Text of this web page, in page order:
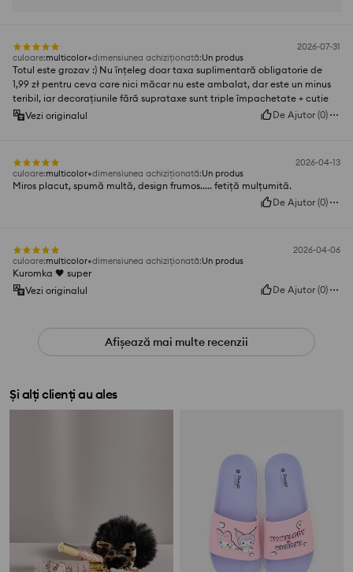
2026-07-31
culoare:multicolor dimensiunea achiziționată:Un produs
Totul este grozav :) Nu înțeleg doar taxa suplimentară obligatorie de
1,99 zł pentru ceva care nici măcar nu este ambalat, dar este un minus
teribil, iar decorațiunile fără suprataxe sunt triple împachetate + cutie
Vezi originalul
De Ajutor (0)
2026-04-13
culoare:multicolor dimensiunea achiziționată:Un produs
Miros placut, spumă multă, design frumos..... fetiță mulțumită.
De Ajutor (0)
2026-04-06
culoare:multicolor dimensiunea achiziționată:Un produs
Kuromka 🖤 super
Vezi originalul
De Ajutor (0)
Afișează mai multe recenzii
Și alți clienți au ales